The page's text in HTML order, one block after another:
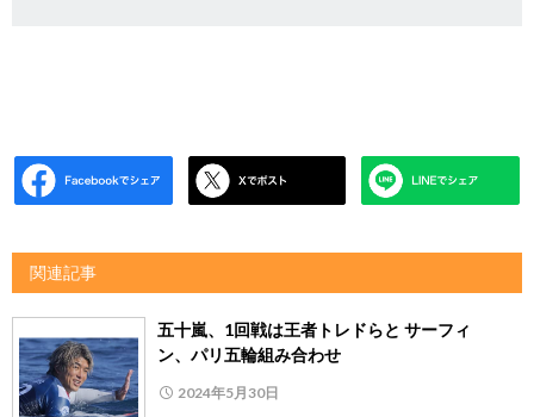
関連記事
五十嵐、1回戦は王者トレドらと サーフィ
ン、パリ五輪組み合わせ
2024年5月30日